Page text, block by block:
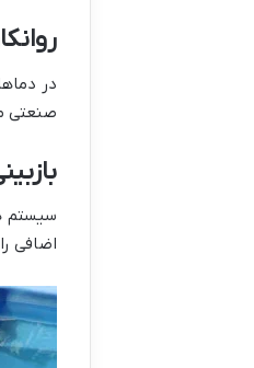
در
صنعتی
سیستم
اضافی